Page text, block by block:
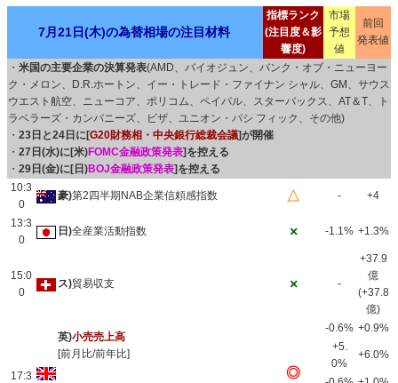
7月21日(木)の為替相場の注目材料
指標ランク
(注目度＆影
響度)
市場
予想
値
前回
発表値
・ 米国の主要企業の決算発表(AMD、バイオジュン、バンク・オブ・ニューヨー
ク・メロン、D.R.ホートン、イー・トレード・ファイナン シャル、GM、サウス
ウエスト航空、ニューコア、ポリコム、ペイパル、スターバックス、AT＆T、ト
ラベラーズ・カンパニーズ、ビザ、ユニオン・パシ フィック、その他)
・ 23日と24日に[G20財務相・中央銀行総裁会議]が開催
・ 27日(水)に[米)FOMC金融政策発表]を控える
・ 29日(金)に[日)BOJ金融政策発表]を控える
10:3
0
豪)第2四半期NAB企業信頼感指数 △ - +4
13:3
0
日)全産業活動指数 × -1.1% +1.3%
15:0
0
ス)貿易収支 × -
+37.9
億
(+37.8
億)
17:3
英)小売売上高
[前月比/前年比]
◎
-0.6% +0.9%
+5.
0%
+6.0%